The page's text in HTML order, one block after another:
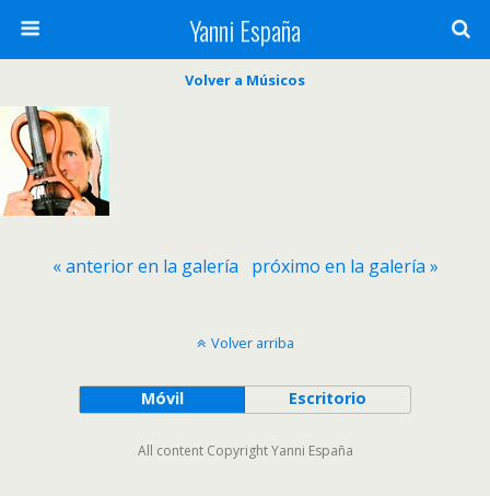
Yanni España
Volver a Músicos
« anterior en la galería próximo en la galería »
Volver arriba
Móvil Escritorio
All content Copyright Yanni España